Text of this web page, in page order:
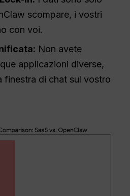
scompare, i vostri
con voi.
Non avete
applicazioni diverse,
finestra di chat sul vostro